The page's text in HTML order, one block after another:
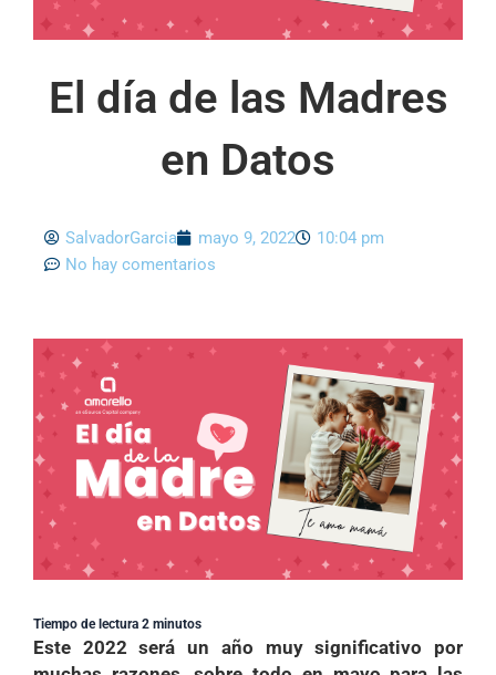
El día de las Madres
en Datos
SalvadorGarcia mayo 9, 2022
10:04 pm
No hay comentarios
Tiempo de lectura 2 minutos
Este 2022 será un año muy significativo por